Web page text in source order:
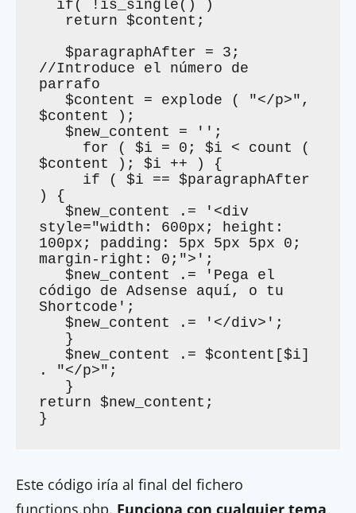
   $paragraphAfter = 3;
//Introduce el número de
parrafo
   $content = explode ( "</p>",
$content );
   $new_content = '';
$content ); $i ++ ) {
) {
   $new_content .= '<div
style="width: 600px; height:
100px; padding: 5px 5px 5px 0;
margin-right: 0;">';
   $new_content .= 'Pega el
código de Adsense aquí, o tu
Shortcode';
   $new_content .= '</div>';
   $new_content .= $content[$i]
. "</p>";
return $new_content;
}
Este código iría al final del fichero